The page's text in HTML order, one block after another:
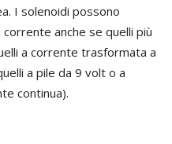
I solenoidi possono
anche se quelli più
a corrente trasformata a
a pile da 9 volt o a
continua).